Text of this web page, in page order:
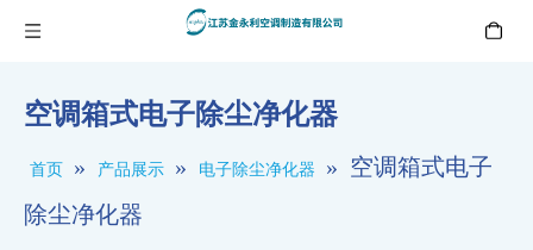
空调箱式电子除尘净化器
首页 » 产品展示 » 电子除尘净化器 » 空调箱式电子
除尘净化器